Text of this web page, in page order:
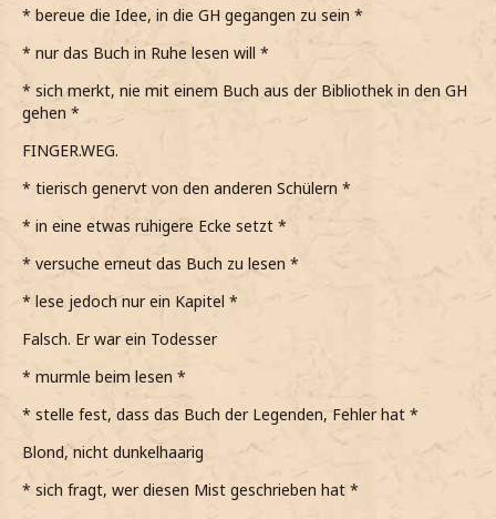
* bereue die Idee, in die GH gegangen zu sein *
* nur das Buch in Ruhe lesen will *
* sich merkt, nie mit einem Buch aus der Bibliothek in den GH
gehen *
FINGER.WEG.
* tierisch genervt von den anderen Schülern *
* in eine etwas ruhigere Ecke setzt *
* versuche erneut das Buch zu lesen *
* lese jedoch nur ein Kapitel *
Falsch. Er war ein Todesser
* murmle beim lesen *
* stelle fest, dass das Buch der Legenden, Fehler hat *
Blond, nicht dunkelhaarig
* sich fragt, wer diesen Mist geschrieben hat *